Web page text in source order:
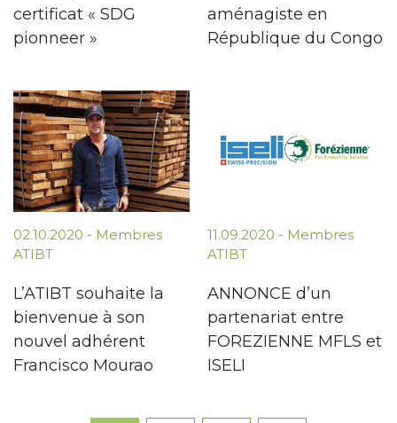
certificat « SDG
pionneer »
aménagiste en
République du Congo
02.10.2020 - Membres
ATIBT
L’ATIBT souhaite la
bienvenue à son
nouvel adhérent
Francisco Mourao
11.09.2020 - Membres
ATIBT
ANNONCE d’un
partenariat entre
FOREZIENNE MFLS et
ISELI